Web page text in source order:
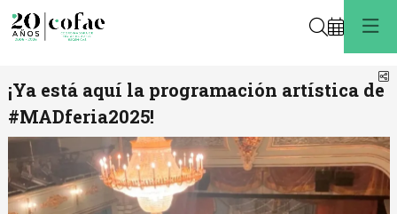
Buscar
¡Ya está aquí la programación artística de
#MADferia2025!